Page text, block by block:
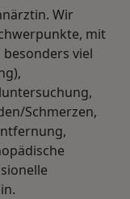
Wir
mit
besonders viel
Schmerzen,